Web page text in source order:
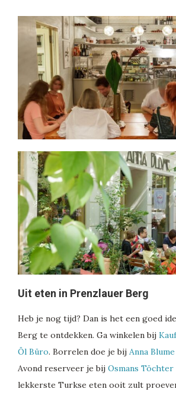
Uit eten in Prenzlauer Berg
Heb je nog tijd? Dan is het een goed
Berg te ontdekken. Ga winkelen bij
Öl Büro. Borrelen doe je bij Anna Blume
Avond reserveer je bij Osmans Töchter
lekkerste Turkse eten ooit zult